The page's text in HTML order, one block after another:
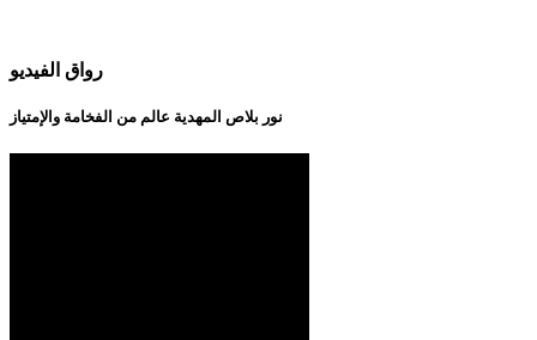
رواق الفيديو
نور بلاص المهدية عالم من الفخامة والإمتياز